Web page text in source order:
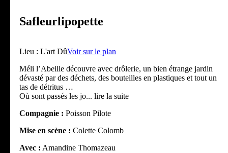
Safleurlipopette
Lieu : L'art DûVoir sur le plan
Méli l’Abeille découvre avec drôlerie, un bien étrange jardin
dévasté par des déchets, des bouteilles en plastiques et tout un
tas de détritus …
Où sont passés les jo... lire la suite
Compagnie : Poisson Pilote
Mise en scène : Colette Colomb
Avec : Amandine Thomazeau